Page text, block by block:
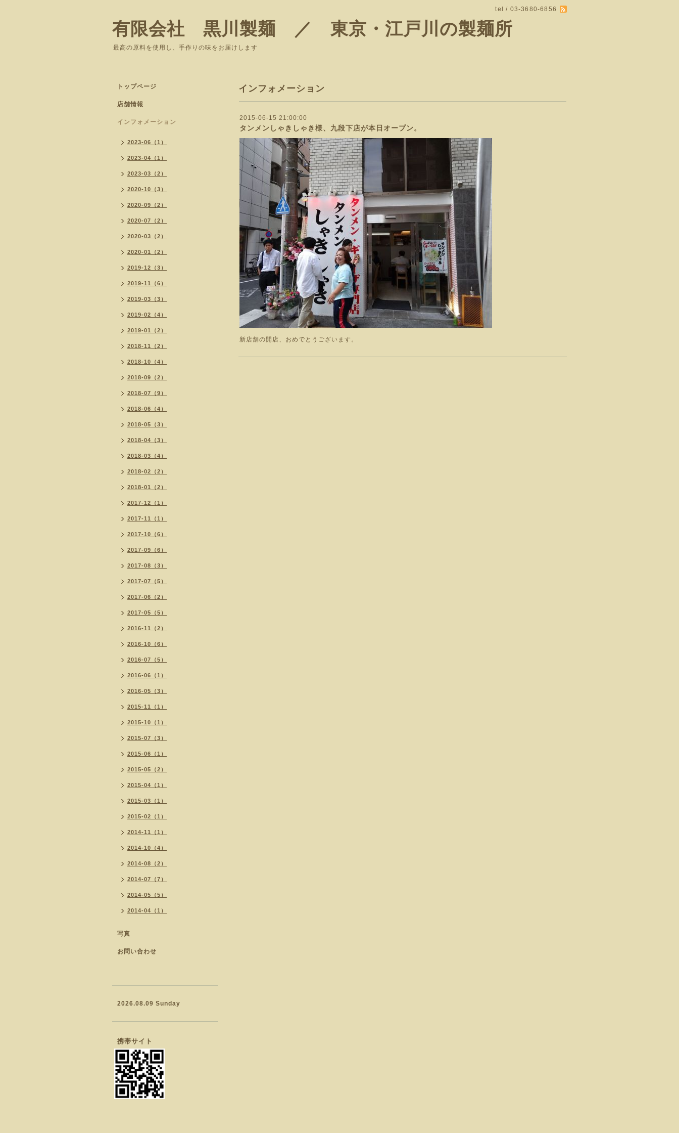
tel / 03-3680-6856
有限会社 黒川製麺 ／ 東京・江戸川の製麺所
最高の原料を使用し、手作りの味をお届けします
インフォメーション
2015-06-15 21:00:00
タンメンしゃきしゃき様、九段下店が本日オープン。
新店舗の開店、おめでとうございます。
トップページ
店舗情報
インフォメーション
2023-06（1）
2023-04（1）
2023-03（2）
2020-10（3）
2020-09（2）
2020-07（2）
2020-03（2）
2020-01（2）
2019-12（3）
2019-11（6）
2019-03（3）
2019-02（4）
2019-01（2）
2018-11（2）
2018-10（4）
2018-09（2）
2018-07（9）
2018-06（4）
2018-05（3）
2018-04（3）
2018-03（4）
2018-02（2）
2018-01（2）
2017-12（1）
2017-11（1）
2017-10（6）
2017-09（6）
2017-08（3）
2017-07（5）
2017-06（2）
2017-05（5）
2016-11（2）
2016-10（6）
2016-07（5）
2016-06（1）
2016-05（3）
2015-11（1）
2015-10（1）
2015-07（3）
2015-06（1）
2015-05（2）
2015-04（1）
2015-03（1）
2015-02（1）
2014-11（1）
2014-10（4）
2014-08（2）
2014-07（7）
2014-05（5）
2014-04（1）
写真
お問い合わせ
2026.08.09 Sunday
携帯サイト